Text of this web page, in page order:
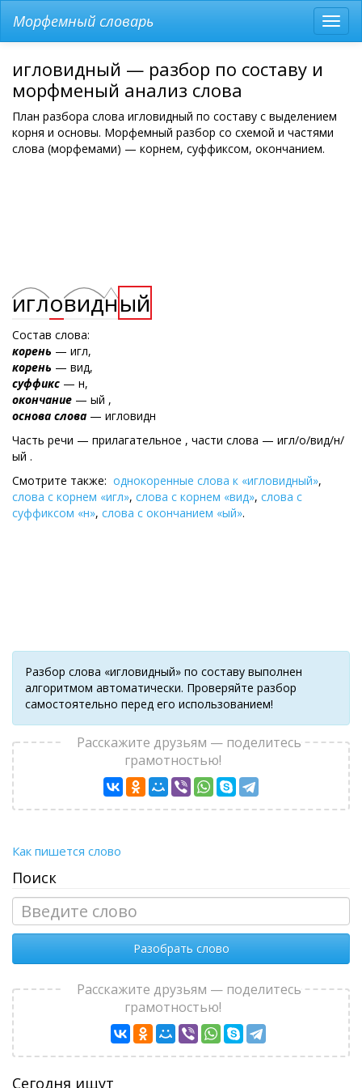
меню
Морфемный словарь
игловидный — разбор по составу и
морфменый анализ слова
План разбора слова игловидный по составу с выделением
корня и основы. Морфемный разбор со схемой и частями
слова (морфемами) — корнем, суффиксом, окончанием.
игловидный
Состав слова:
корень — игл,
корень — вид,
суффикс — н,
окончание — ый ,
основа слова — игловидн
Часть речи — прилагательное , части слова — игл/о/вид/н/
ый .
Смотрите также: однокоренные слова к «игловидный»,
слова с корнем «игл», слова с корнем «вид», слова с
суффиксом «н», слова с окончанием «ый».
Разбор слова «игловидный» по составу выполнен
алгоритмом автоматически. Проверяйте разбор
самостоятельно перед его использованием!
Расскажите друзьям — поделитесь
грамотностью!
Как пишется слово
Поиск
Разобрать слово
Расскажите друзьям — поделитесь
грамотностью!
Сегодня ищут